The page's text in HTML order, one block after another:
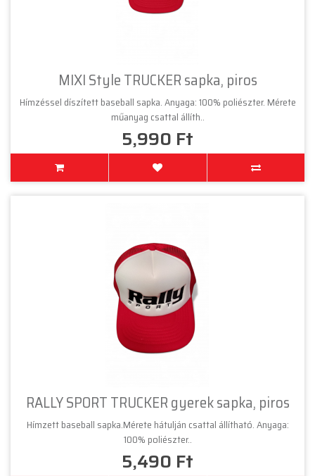
MIXI Style TRUCKER sapka, piros
Hímzéssel díszített baseball sapka. Anyaga: 100% poliészter. Mérete
műanyag csattal állíth..
5,990 Ft
RALLY SPORT TRUCKER gyerek sapka, piros
Hímzett baseball sapka.Mérete hátulján csattal állítható. Anyaga:
100% poliészter..
5,490 Ft